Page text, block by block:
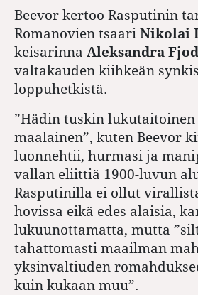
Beevor kertoo Rasputinin
Romanovien tsaari Nikolai
keisarinna Aleksandra
valtakauden kiihkeän
loppuhetkistä.
”Hädin tuskin
maalainen”, kuten Beevor
luonnehtii, hurmasi ja
vallan eliittiä 1900-luvun
Rasputinilla ei ollut
hovissa eikä edes alaisia,
lukuunottamatta, mutta
tahattomasti maailman
yksinvaltiuden
kuin kukaan muu”.